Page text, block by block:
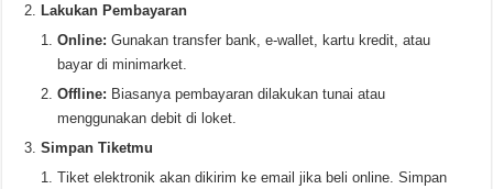
Lakukan Pembayaran
Online: Gunakan transfer bank, e-wallet, kartu kredit, atau
bayar di minimarket.
Offline: Biasanya pembayaran dilakukan tunai atau
menggunakan debit di loket.
Simpan Tiketmu
Tiket elektronik akan dikirim ke email jika beli online. Simpan